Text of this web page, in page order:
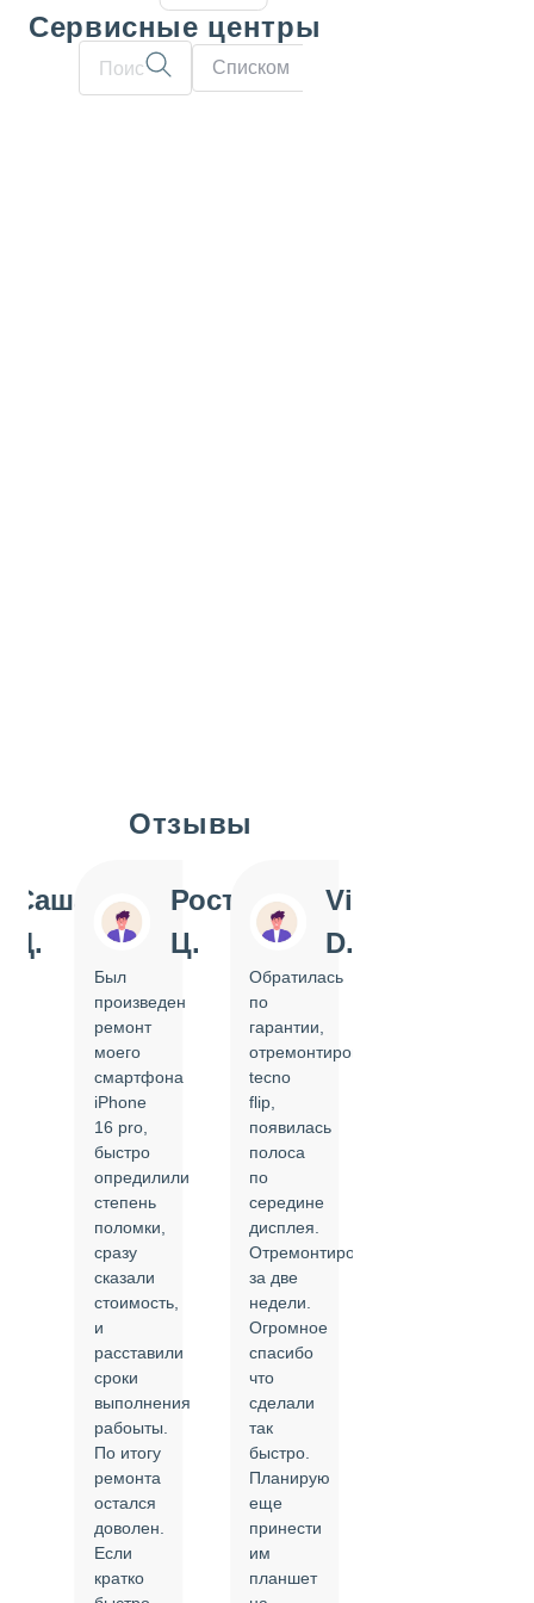
Сервисные центры
Списком
Отзывы
Саша
Д.
Ростислав
Ц.
Был
произведен
ремонт
моего
смартфона
iPhone
16 pro,
быстро
опредилили
степень
поломки,
сразу
сказали
стоимость,
и
расставили
сроки
выполнения
рабоыты.
По итогу
ремонта
остался
доволен.
Если
кратко
Vi
D.
Обратилась
по
гарантии,
отремонтировать
tecno
flip,
появилась
полоса
по
середине
дисплея.
Отремонтировали
за две
недели.
Огромное
спасибо
что
сделали
так
быстро.
Планирую
еще
принести
им
планшет